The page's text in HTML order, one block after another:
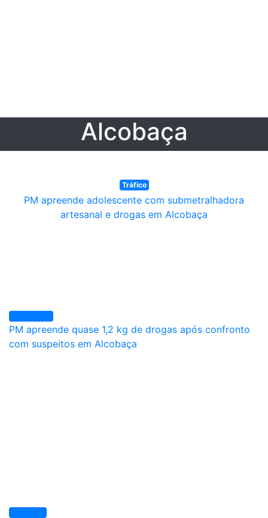
Alcobaça
Tráfico
PM apreende adolescente com submetralhadora
artesanal e drogas em Alcobaça
PM apreende quase 1,2 kg de drogas após confronto
com suspeitos em Alcobaça